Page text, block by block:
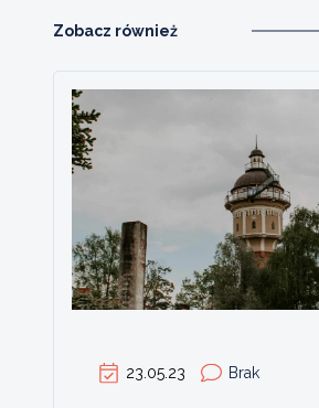
Zobacz również
23.05.23 Brak